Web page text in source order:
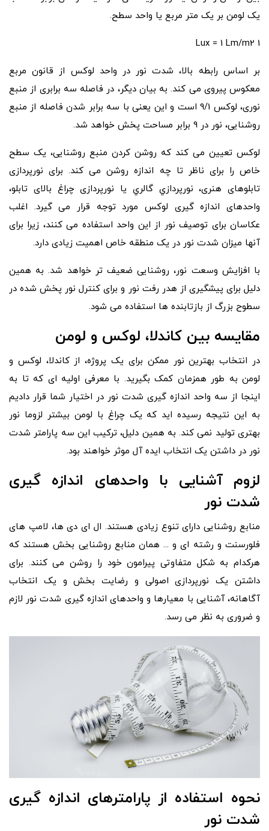
یک لومن بر یک متر مربع یا واحد سطح.
1 Lux = 1 Lm/m2
بر اساس رابطه بالا، شدت نور در واحد لوکس از قانون مربع
معکوس پیروی می کند. به بیان دیگر، در فاصله سه برابری از منبع
نوری، لوکس 9/1 است و این یعنی با سه برابر شدن فاصله از منبع
روشنایی، نور در 9 برابر مساحت پخش خواهد شد.
لوکس تعیین می کند که روشن کردن منبع روشنایی، یک سطح
خاص را برای ناظر تا چه اندازه روشن می کند. برای نورپردازی
تابلوهای هنری، نورپردازي گالري یا نورپردازی چراغ بالای تابلو،
واحدهای اندازه گیری لوکس مورد توجه قرار می گیرد. اغلب
عکاسان برای توصیف نور از این واحد استفاده می کنند، زیرا برای
آنها میزان شدت نور در یک منطقه خاص اهمیت زیادی دارد.
با افزایش وسعت نور، روشنایی ضعیف تر خواهد شد. به همین
دلیل برای پیشگیری از هدر رفت نور و برای کنترل نور پخش شده در
سطوح بزرگ از بازتابنده ها استفاده می شود.
مقایسه بین کاندلا، لوکس و لومن
در انتخاب بهترین نور ممکن برای یک پروژه، از کاندلا، لوکس و
لومن به طور همزمان کمک بگیرید. با معرفی اولیه ای که تا به
اینجا از سه واحد اندازه گیری شدت نور در اختیار شما قرار دادیم
به این نتیجه رسیده اید که یک چراغ با لومن بیشتر لزوما نور
بهتری تولید نمی کند. به همین دلیل، ترکیب این سه پارامتر شدت
نور در داشتن یک انتخاب ایده آل موثر خواهند بود.
لزوم آشنایی با واحدهای اندازه گیری
شدت نور
منابع روشنایی دارای تنوع زیادی هستند. ال ای دی ها، لامپ های
فلورسنت و رشته ای و ... همان منابع روشنایی بخش هستند که
هرکدام به شکل متفاوتی پیرامون خود را روشن می کنند. برای
داشتن یک نورپردازی اصولی و رضایت بخش و یک انتخاب
آگاهانه، آشنایی با معیارها و واحدهای اندازه گیری شدت نور لازم
و ضروری به نظر می رسد.
نحوه استفاده از پارامترهای اندازه گیری
شدت نور